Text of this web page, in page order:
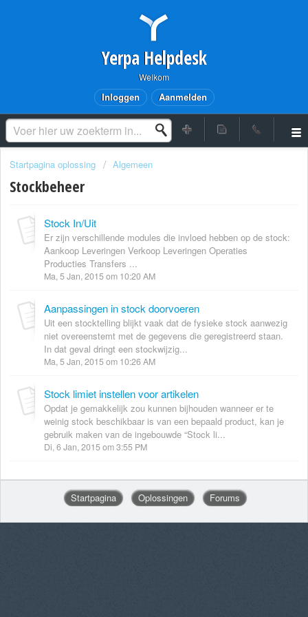
Yerpa Helpdesk
Welkom
Inloggen Aanmelden
Startpagina oplossing Algemeen
Stockbeheer
Stock In/Uit
Er zijn verschillende modules die invloed hebben op de stock:
Aankoop Leveringen Verkoop Leveringen Operaties
Producties Transfers ...
Ma, 5 Jan, 2015 om 10:20 AM
Aanpassingen in stock doorvoeren
Uit een stocktelling blijkt vaak dat de fysieke stock aanwezig
niet overeenstemt met de gegevens die geregistreerd staan.
In dat geval dringt een stockwijzig...
Ma, 5 Jan, 2015 om 10:26 AM
Stock limiet instellen voor artikelen
Opdat je gemakkelijk zou kunnen bijhouden wanneer er te
weinig stock beschikbaar is van een bepaald product, kan je
gebruik maken van de ingebouwde “Stock li...
Di, 6 Jan, 2015 om 3:55 PM
Startpagina Oplossingen Forums